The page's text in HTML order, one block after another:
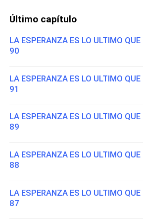
Último capítulo
LA ESPERANZA ES LO ULTIMO
90
LA ESPERANZA ES LO ULTIMO
91
LA ESPERANZA ES LO ULTIMO
89
LA ESPERANZA ES LO ULTIMO
88
LA ESPERANZA ES LO ULTIMO
87